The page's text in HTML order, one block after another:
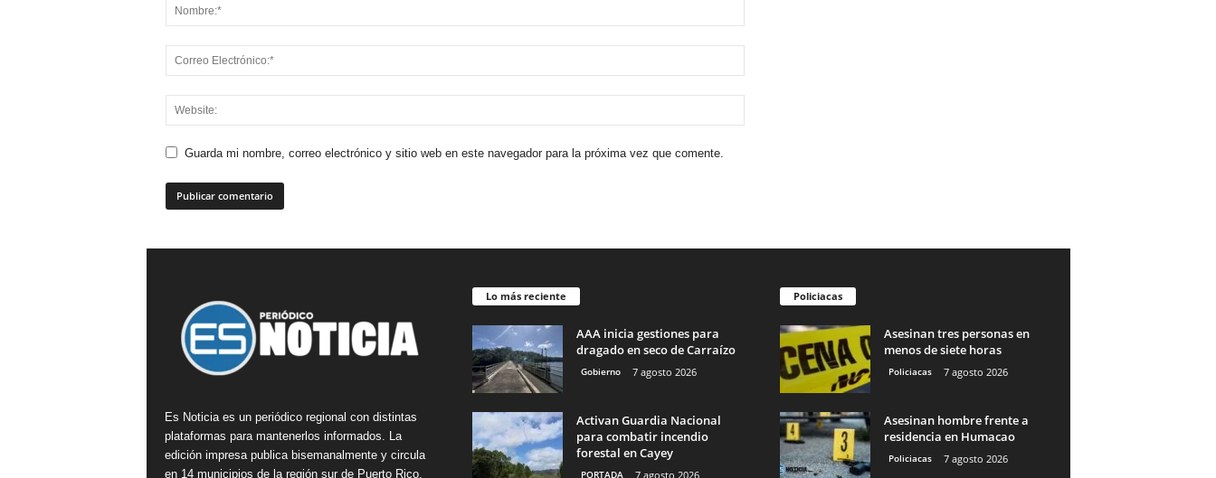
Guarda mi nombre, correo electrónico y sitio web en este navegador para la próxima vez que comente.
Es Noticia es un periódico regional con distintas
plataformas para mantenerlos informados. La
edición impresa publica bisemanalmente y circula
en 14 municipios de la región sur de Puerto Rico.
Lo más reciente
AAA inicia gestiones para
dragado en seco de Carraízo
Gobierno 7 agosto 2026
Activan Guardia Nacional
para combatir incendio
forestal en Cayey
PORTADA 7 agosto 2026
Policiacas
Asesinan tres personas en
menos de siete horas
Policiacas 7 agosto 2026
Asesinan hombre frente a
residencia en Humacao
Policiacas 7 agosto 2026